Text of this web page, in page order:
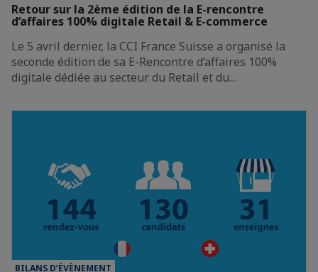
Retour sur la 2ème édition de la E-rencontre
d’affaires 100% digitale Retail & E-commerce
Le 5 avril dernier, la CCI France Suisse a organisé la
seconde édition de sa E-Rencontre d’affaires 100%
digitale dédiée au secteur du Retail et du…
BILANS D’ÉVÈNEMENT